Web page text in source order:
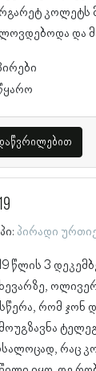
კოლეტს
და
პირადი
წლის 3
რომ ჯონ
რაც